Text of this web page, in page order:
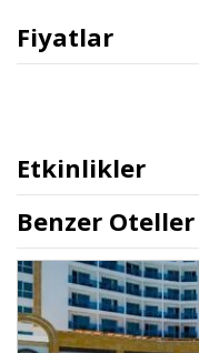
mesafede
ile 14,8 km (9,2 mi)
Odalarda özel
kablosuz İnternet
vakit geçirebilmesi
banyo, duş kabini,
ve saç kurutma
Fiyatlar
Etkinlikler
Benzer Oteller